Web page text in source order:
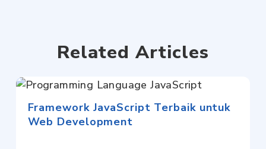
Related Articles
Framework JavaScript Terbaik untuk
Web Development